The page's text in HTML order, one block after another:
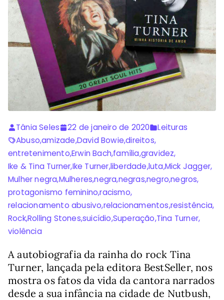
Tânia Seles 22 de janeiro de 2020
Leituras
Abuso,amizade,David Bowie,direitos,
entretenimento,Erwin Bach,família,gravidez,
Ike & Tina Turner,Ike Turner,liberdade,luta,Mick Jagger,
Mulher negra,Mulheres,negra,negras,negro,negros,
protagonismo feminino,racismo,
relacionamento abusivo,relacionamentos,resistência,
Rock,Rolling Stones,suicídio,Superação,Tina Turner,
violência
A autobiografia da rainha do rock Tina
Turner, lançada pela editora BestSeller, nos
mostra os fatos da vida da cantora narrados
desde a sua infância na cidade de Nutbush,